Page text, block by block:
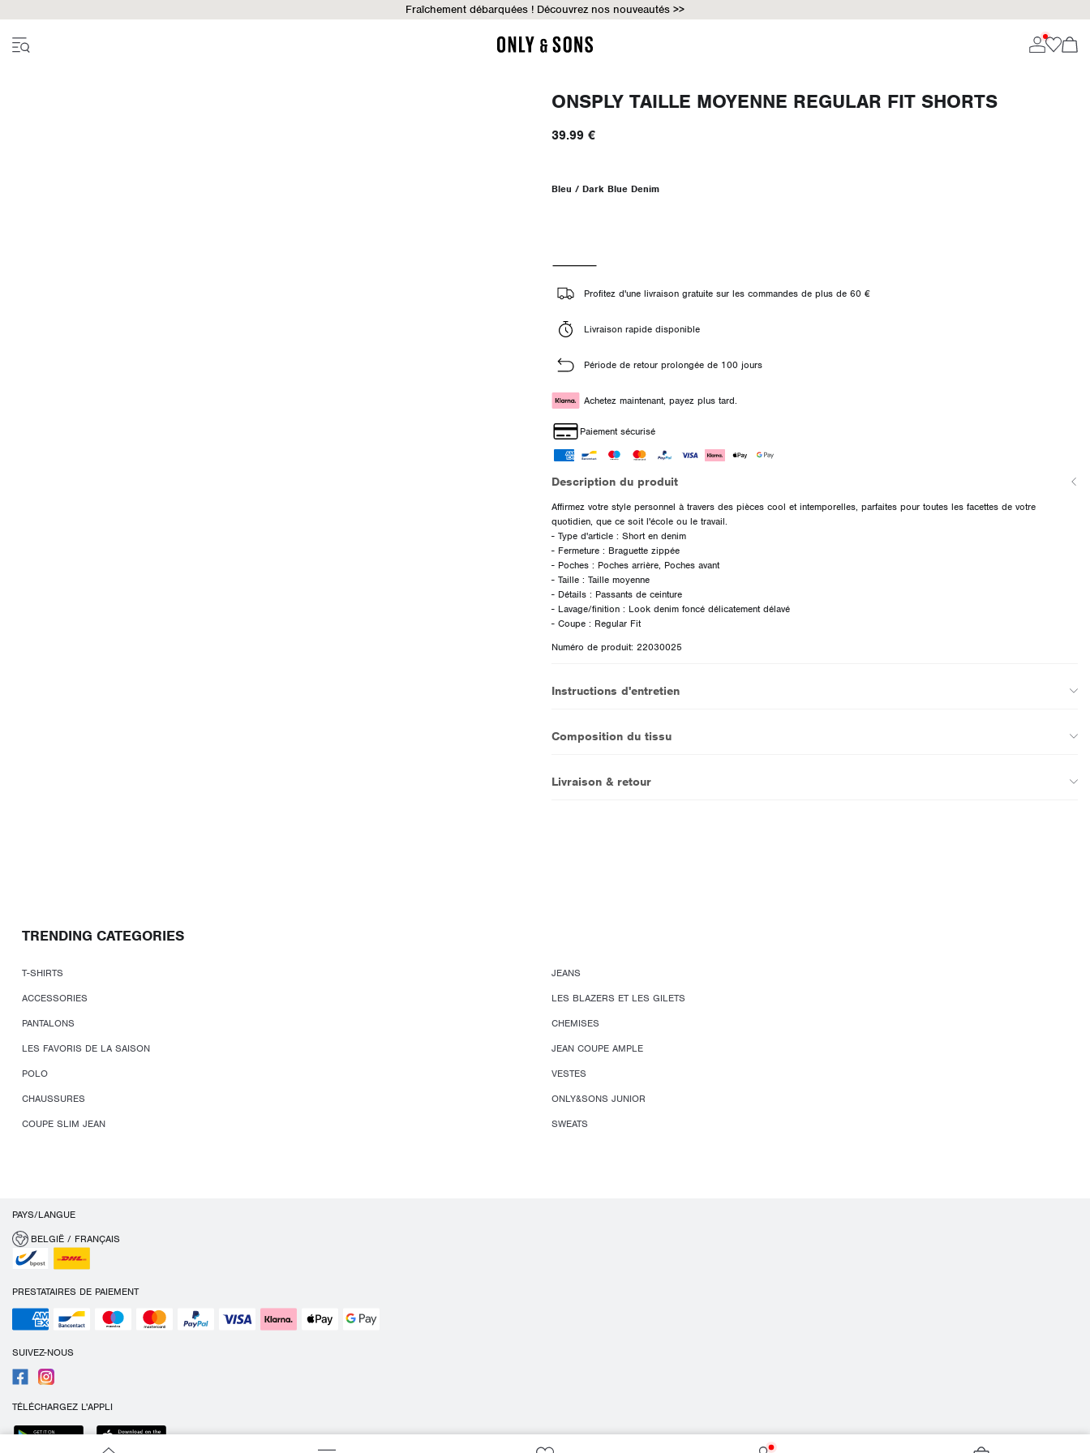
Fraîchement débarquées ! Découvrez nos nouveautés >>
ONSPLY TAILLE MOYENNE REGULAR FIT SHORTS
39.99 €
Bleu / Dark Blue Denim
Profitez d'une livraison gratuite sur les commandes de plus de 60 €
Livraison rapide disponible
Période de retour prolongée de 100 jours
Achetez maintenant, payez plus tard.
Paiement sécurisé
Description du produit
Affirmez votre style personnel à travers des pièces cool et intemporelles, parfaites pour toutes les facettes de votre
quotidien, que ce soit l'école ou le travail.
- Type d'article : Short en denim
- Fermeture : Braguette zippée
- Poches : Poches arrière, Poches avant
- Taille : Taille moyenne
- Détails : Passants de ceinture
- Lavage/finition : Look denim foncé délicatement délavé
- Coupe : Regular Fit
Numéro de produit: 22030025
Instructions d'entretien
Composition du tissu
Livraison & retour
TRENDING CATEGORIES
T-SHIRTS
JEANS
ACCESSORIES
LES BLAZERS ET LES GILETS
PANTALONS
CHEMISES
LES FAVORIS DE LA SAISON
JEAN COUPE AMPLE
POLO
VESTES
CHAUSSURES
ONLY&SONS JUNIOR
COUPE SLIM JEAN
SWEATS
PAYS/LANGUE
BELGIË / FRANÇAIS
PRESTATAIRES DE PAIEMENT
SUIVEZ-NOUS
TÉLÉCHARGEZ L'APPLI